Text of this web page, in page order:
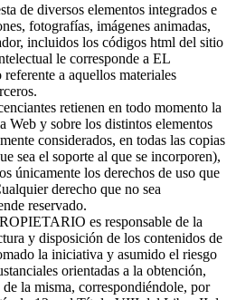
de diversos elementos integrados e
fotografías, imágenes animadas,
incluidos los códigos html del sitio
le corresponde a EL
a aquellos materiales
retienen en todo momento la
Web y sobre los distintos elementos
considerados, en todas las copias
sea el soporte al que se incorporen),
únicamente los derechos de uso que
derecho que no sea
reservado.
es responsable de la
y disposición de los contenidos de
la iniciativa y asumido el riesgo
orientadas a la obtención,
la misma, correspondiéndole, por